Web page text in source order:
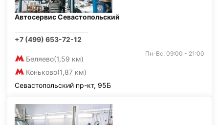
Автосервис Севастопольский
+7 (499) 653-72-12
Беляево(1,59 км)
Коньково(1,87 км)
Пн-Вс: 09:00 - 21:00
Севастопольский пр-кт, 95Б